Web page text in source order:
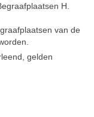
H.
van de
gelden